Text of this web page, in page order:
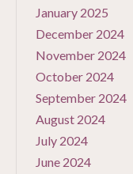
January 2025
December 2024
November 2024
October 2024
September 2024
August 2024
July 2024
June 2024